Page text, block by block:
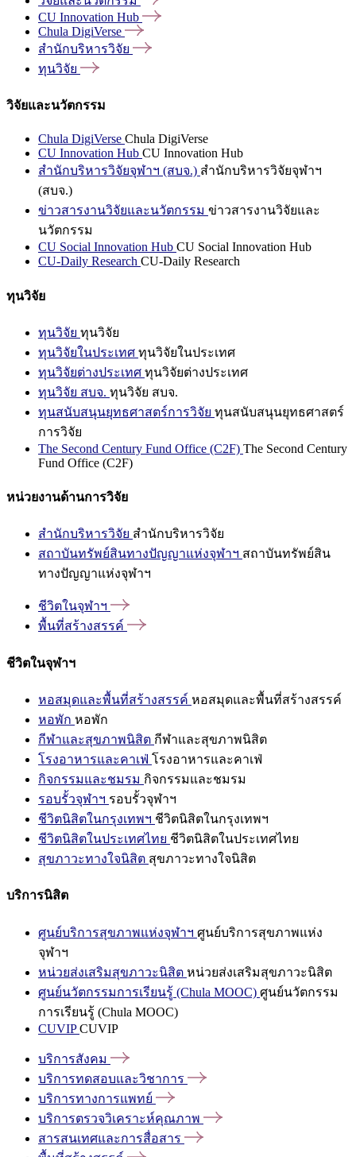
CU Innovation Hub
Chula DigiVerse
สำนักบริหารวิจัย
ทุนวิจัย
วิจัยและนวัตกรรม
Chula DigiVerse Chula DigiVerse
CU Innovation Hub CU Innovation Hub
สำนักบริหารวิจัยจุฬาฯ (สบจ.) สำนักบริหารวิจัยจุฬาฯ
(สบจ.)
ข่าวสารงานวิจัยและนวัตกรรม ข่าวสารงานวิจัยและ
นวัตกรรม
CU Social Innovation Hub CU Social Innovation Hub
CU-Daily Research CU-Daily Research
ทุนวิจัย
ทุนวิจัย ทุนวิจัย
ทุนวิจัยในประเทศ ทุนวิจัยในประเทศ
ทุนวิจัยต่างประเทศ ทุนวิจัยต่างประเทศ
ทุนวิจัย สบจ. ทุนวิจัย สบจ.
ทุนสนับสนุนยุทธศาสตร์การวิจัย ทุนสนับสนุนยุทธศาสตร์
การวิจัย
The Second Century Fund Office (C2F) The Second Century
Fund Office (C2F)
หน่วยงานด้านการวิจัย
สำนักบริหารวิจัย สำนักบริหารวิจัย
สถาบันทรัพย์สินทางปัญญาแห่งจุฬาฯ สถาบันทรัพย์สิน
ทางปัญญาแห่งจุฬาฯ
ชีวิตในจุฬาฯ
พื้นที่สร้างสรรค์
ชีวิตในจุฬาฯ
หอสมุดและพื้นที่สร้างสรรค์ หอสมุดและพื้นที่สร้างสรรค์
หอพัก หอพัก
กีฬาและสุขภาพนิสิต กีฬาและสุขภาพนิสิต
โรงอาหารและคาเฟ่ โรงอาหารและคาเฟ่
กิจกรรมและชมรม กิจกรรมและชมรม
รอบรั้วจุฬาฯ รอบรั้วจุฬาฯ
ชีวิตนิสิตในกรุงเทพฯ ชีวิตนิสิตในกรุงเทพฯ
ชีวิตนิสิตในประเทศไทย ชีวิตนิสิตในประเทศไทย
สุขภาวะทางใจนิสิต สุขภาวะทางใจนิสิต
บริการนิสิต
ศูนย์บริการสุขภาพแห่งจุฬาฯ ศูนย์บริการสุขภาพแห่ง
จุฬาฯ
หน่วยส่งเสริมสุขภาวะนิสิต หน่วยส่งเสริมสุขภาวะนิสิต
ศูนย์นวัตกรรมการเรียนรู้ (Chula MOOC) ศูนย์นวัตกรรม
การเรียนรู้ (Chula MOOC)
CUVIPCUVIP
บริการสังคม
บริการทดสอบและวิชาการ
บริการทางการแพทย์
บริการตรวจวิเคราะห์คุณภาพ
สารสนเทศและการสื่อสาร